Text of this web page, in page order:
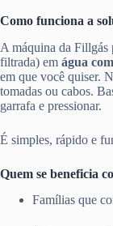
Como funciona a
A máquina da Fillgás
filtrada) em água
em que você quiser.
tomadas ou cabos.
garrafa e pressionar.
É simples, rápido e
Quem se beneficia
Famílias que